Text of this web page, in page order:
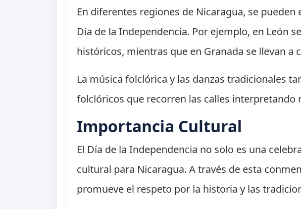
En diferentes regiones de Nicaragua, se
Día de la Independencia. Por ejemplo, en León
históricos, mientras que en Granada se llevan a
La música folclórica y las danzas tradicionales
folclóricos que recorren las calles interpretando
Importancia Cultural
El Día de la Independencia no solo es una
cultural para Nicaragua. A través de esta
promueve el respeto por la historia y las